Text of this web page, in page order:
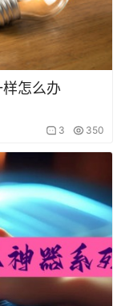
怎么办
3 350